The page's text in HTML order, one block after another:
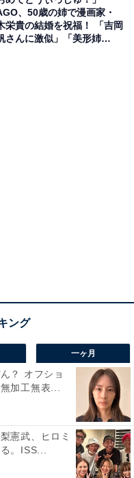
、50歳の姉で漫画家・
栄貴の結婚を祝福！ 「吉岡
さんに激似」「美形姉
一ヶ月
？ オフショ
加工無表...
憲武、ヒロミ
。ISS...